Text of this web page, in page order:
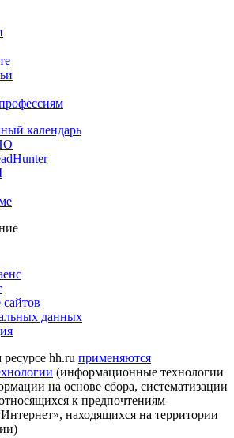
календарь
данных
hh.ru применяются
(информационные технологии
на основе сбора, систематизации
к предпочтениям
находящихся на территории